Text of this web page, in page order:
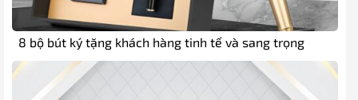
8 bộ bút ký tặng khách hàng tinh tế và sang trọng